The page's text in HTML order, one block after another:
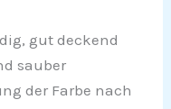
gut deckend
sauber
der Farbe nach